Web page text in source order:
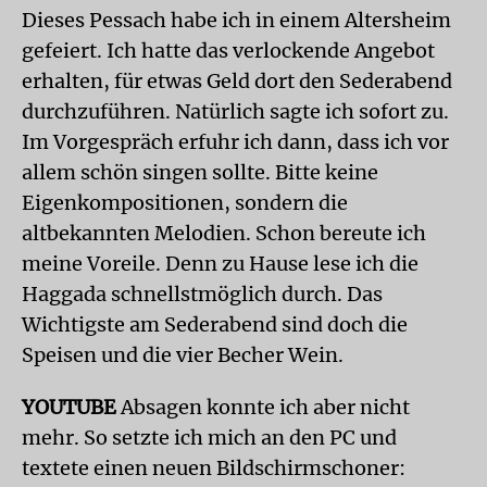
Dieses Pessach habe ich in einem Altersheim
gefeiert. Ich hatte das verlockende Angebot
erhalten, für etwas Geld dort den Sederabend
durchzuführen. Natürlich sagte ich sofort zu.
Im Vorgespräch erfuhr ich dann, dass ich vor
allem schön singen sollte. Bitte keine
Eigenkompositionen, sondern die
altbekannten Melodien. Schon bereute ich
meine Voreile. Denn zu Hause lese ich die
Haggada schnellstmöglich durch. Das
Wichtigste am Sederabend sind doch die
Speisen und die vier Becher Wein.
YOUTUBEAbsagen konnte ich aber nicht
mehr. So setzte ich mich an den PC und
textete einen neuen Bildschirmschoner: